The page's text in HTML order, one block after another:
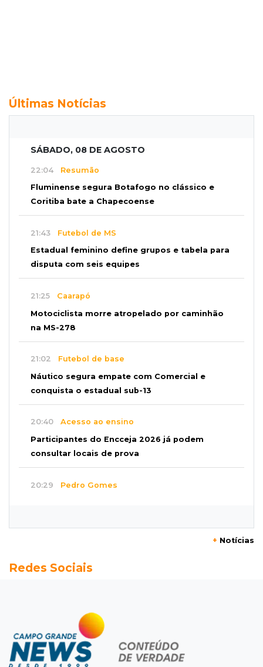
Últimas Notícias
SÁBADO, 08 DE AGOSTO
22:04 Resumão
Fluminense segura Botafogo no clássico e
Coritiba bate a Chapecoense
21:43 Futebol de MS
Estadual feminino define grupos e tabela para
disputa com seis equipes
21:25 Caarapó
Motociclista morre atropelado por caminhão
na MS-278
21:02 Futebol de base
Náutico segura empate com Comercial e
conquista o estadual sub-13
20:40 Acesso ao ensino
Participantes do Encceja 2026 já podem
consultar locais de prova
20:29 Pedro Gomes
Pantanal treina em Goiânia antes de jogo que
Campeonato Brasileiro
Remo busca empate com Atlético-MG e segue
na zona de rebaixamento
+ Notícias
Redes Sociais